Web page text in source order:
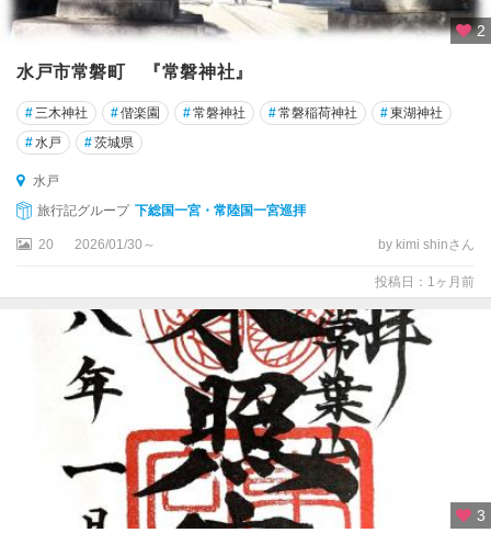
2
水戸市常磐町 『常磐神社』
#三木神社 #偕楽園 #常磐神社 #常磐稲荷神社 #東湖神社
#水戸 #茨城県
水戸
旅行記グループ 下総国一宮・常陸国一宮巡拝
20 2026/01/30～ by kimi shinさん
投稿日：1ヶ月前
3